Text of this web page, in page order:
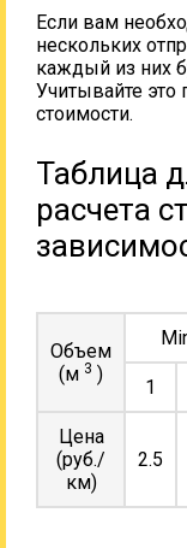
Если вам
нескольких
каждый из них
Учитывайте это
стоимости.
Таблица
расчета
Объем
(м 3 )
1
Цена
(руб./
км)
2.5